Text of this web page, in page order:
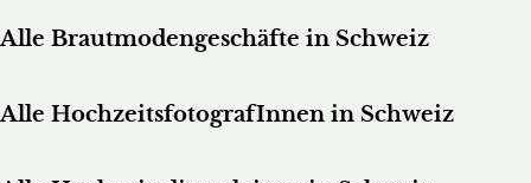
Alle Brautmodengeschäfte in Schweiz
Alle HochzeitsfotografInnen in Schweiz